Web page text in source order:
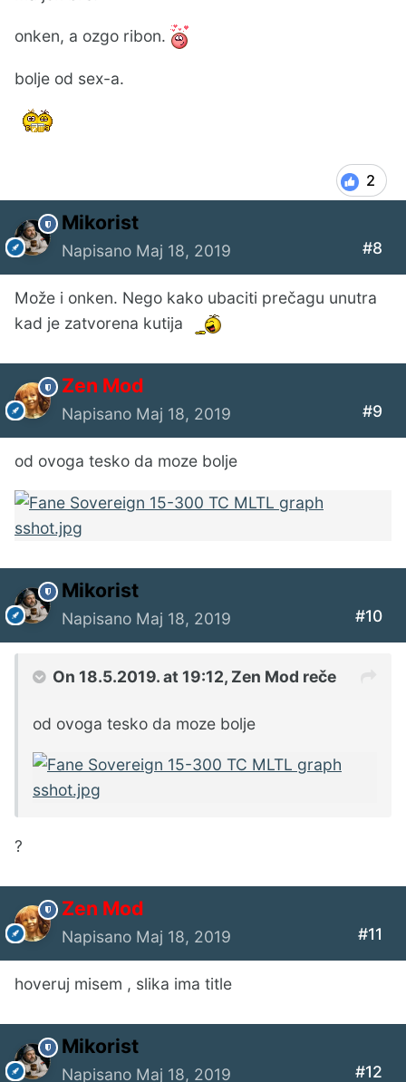
onken, a ozgo ribon.
bolje od sex-a.
2
Mikorist
Napisano Maj 18, 2019 #8
Može i onken. Nego kako ubaciti prečagu unutra
kad je zatvorena kutija
Zen Mod
Napisano Maj 18, 2019 #9
od ovoga tesko da moze bolje
Mikorist
Napisano Maj 18, 2019 #10
On 18.5.2019. at 19:12, Zen Mod reče
od ovoga tesko da moze bolje
?
Zen Mod
Napisano Maj 18, 2019 #11
hoveruj misem , slika ima title
Mikorist
Napisano Maj 18, 2019 #12